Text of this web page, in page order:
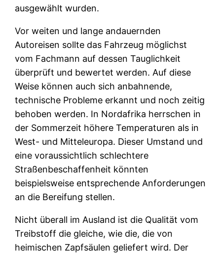
ausgewählt wurden.
Vor weiten und lange andauernden
Autoreisen sollte das Fahrzeug möglichst
vom Fachmann auf dessen Tauglichkeit
überprüft und bewertet werden. Auf diese
Weise können auch sich anbahnende,
technische Probleme erkannt und noch zeitig
behoben werden. In Nordafrika herrschen in
der Sommerzeit höhere Temperaturen als in
West- und Mitteleuropa. Dieser Umstand und
eine voraussichtlich schlechtere
Straßenbeschaffenheit könnten
beispielsweise entsprechende Anforderungen
an die Bereifung stellen.
Nicht überall im Ausland ist die Qualität vom
Treibstoff die gleiche, wie die, die von
heimischen Zapfsäulen geliefert wird. Der